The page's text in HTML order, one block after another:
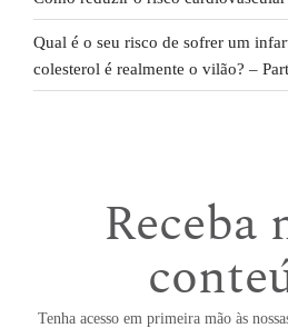
Qual é o seu risco de sofrer um
colesterol é realmente o vilão? –
Receba
Tenha acesso em primeira mão às